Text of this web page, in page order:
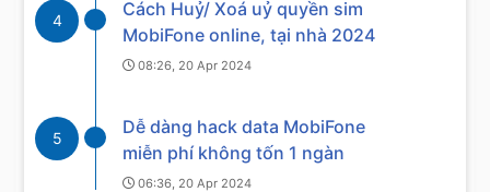
4
Cách Huỷ/ Xoá uỷ quyền sim
MobiFone online, tại nhà 2024
08:26, 20 Apr 2024
5
Dễ dàng hack data MobiFone
miễn phí không tốn 1 ngàn
06:36, 20 Apr 2024